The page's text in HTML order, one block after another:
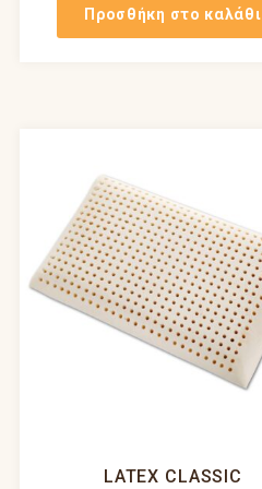
Προσθήκη στο καλάθι
LATEX CLASSIC